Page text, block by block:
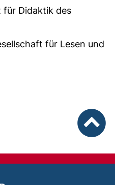
für Didaktik des
für Lesen und